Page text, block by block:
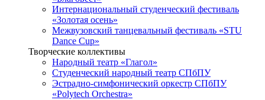
Интернациональный студенческий фестиваль
«Золотая осень»
Межвузовский танцевальный фестиваль «STU
Dance Cup»
Творческие коллективы
Народный театр «Глагол»
Студенческий народный театр СПбПУ
Эстрадно-симфонический оркестр СПбПУ
«Polytech Orchestra»